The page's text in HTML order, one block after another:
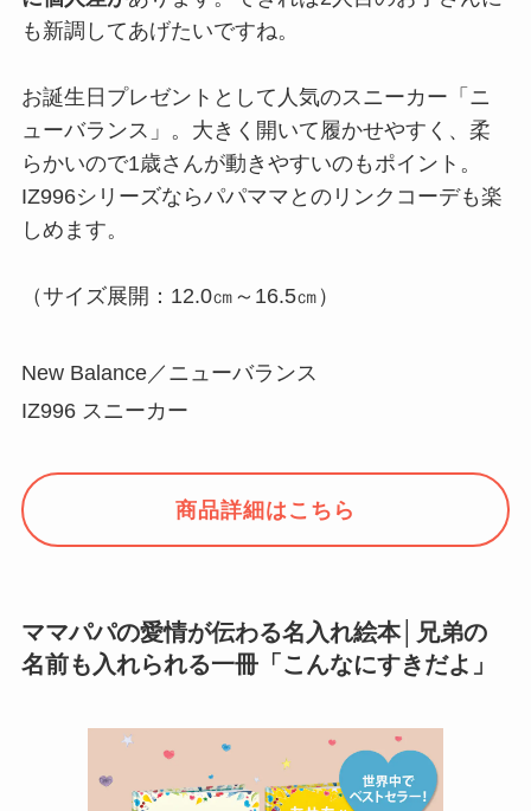
も新調してあげたいですね。
お誕生日プレゼントとして人気のスニーカー「ニ
ューバランス」。大きく開いて履かせやすく、柔
らかいので1歳さんが動きやすいのもポイント。
IZ996シリーズならパパママとのリンクコーデも楽
しめます。
（サイズ展開：12.0㎝～16.5㎝）
New Balance／ニューバランス
IZ996 スニーカー
商品詳細はこちら
ママパパの愛情が伝わる名入れ絵本│兄弟の
名前も入れられる一冊「こんなにすきだよ」